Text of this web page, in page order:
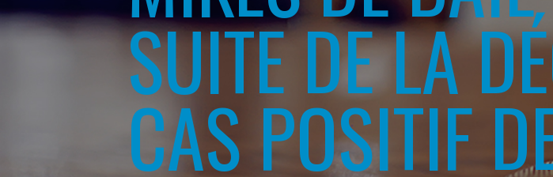
SUITE DE LA
CAS POSITIF